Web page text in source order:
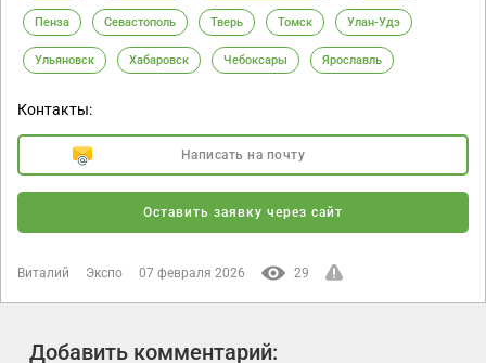
Пенза Севастополь Тверь Томск Улан-Удэ
Ульяновск Хабаровск Чебоксары Ярославль
Контакты:
Написать на почту
Оставить заявку через сайт
Виталий Экспо 07 февраля 2026 29
Добавить комментарий: